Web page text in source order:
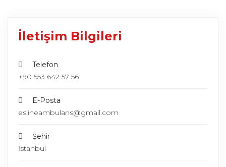
İletişim Bilgileri
Telefon
+90 553 642 57 56
E-Posta
eslineambulans@gmail.com
Şehir
İstanbul